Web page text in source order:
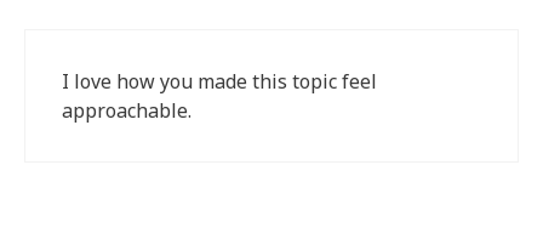
I love how you made this topic feel
approachable.